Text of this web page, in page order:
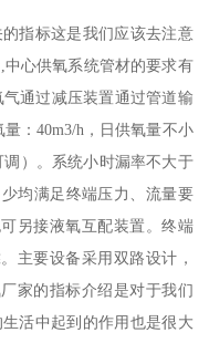
指标这是我们应该去注意
心供氧系统管材的要求有
通过减压装置通过管道输
：40m3/h，日供氧量不小
调）。系统小时漏率不大于
均满足终端压力、流量要
另接液氧互配装置。终端
主要设备采用双路设计，
家的指标介绍是对于我们
活中起到的作用也是很大